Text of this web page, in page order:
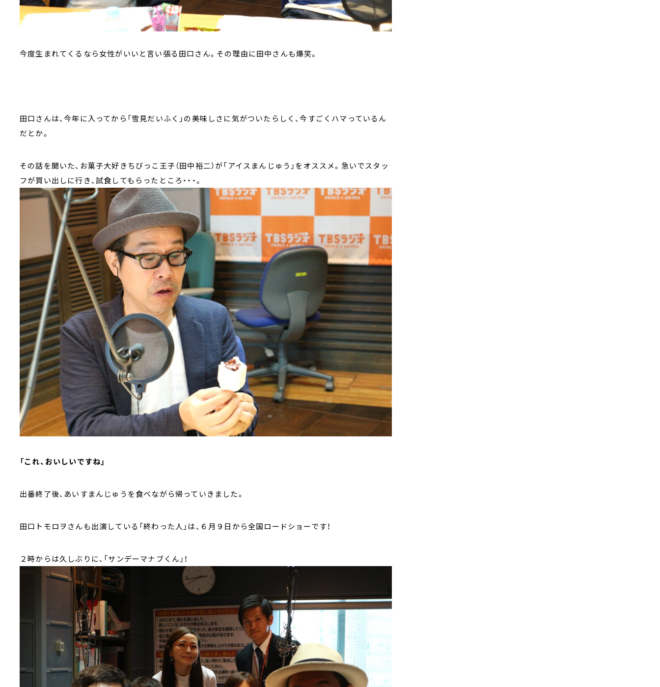
今度生まれてくるなら女性がいいと言い張る田口さん。その理由に田中さんも爆笑。
田口さんは、今年に入ってから「雪見だいふく」の美味しさに気がついたらしく、今すごくハマっているん
だとか。
その話を聞いた、お菓子大好きちびっこ王子（田中裕二）が「アイスまんじゅう」をオススメ。急いでスタッ
フが買い出しに行き、試食してもらったところ・・・。
「これ、おいしいですね」
出番終了後、あいすまんじゅうを食べながら帰っていきました。
田口トモロヲさんも出演している「終わった人」は、６月９日から全国ロードショーです！
２時からは久しぶりに、「サンデーマナブくん」！